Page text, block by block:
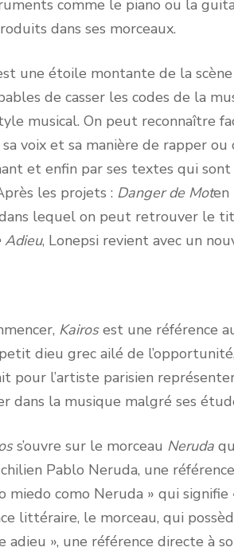
comme le piano ou la
dans ses morceaux.
étoile montante de la scène
de casser les codes de la
musical. On peut reconnaître
voix et sa manière de rapper ou
et enfin par ses textes qui
les projets : Danger de Moten
lequel on peut retrouver le
Adieu, Lonepsi revient avec un
Kairosest une référence
dieu grec ailé de
pour l’artiste parisien
dans la musique malgré ses
s’ouvre sur le morceau Neruda
Pablo Neruda, une
miedo como Neruda » qui signifie
littéraire, le morceau, qui
adieu », une référence directe à